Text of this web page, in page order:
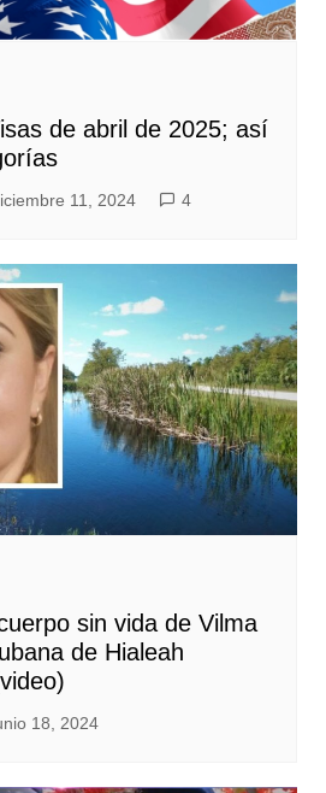
de abril de 2025; así
11, 2024 4
sin vida de Vilma
de Hialeah
18, 2024